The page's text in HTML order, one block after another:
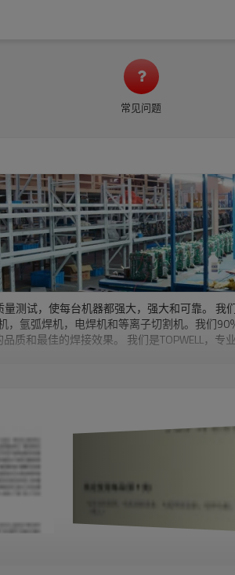
常见问题
测试，使每台机器都强大，强大和可靠。
氩弧焊机，电焊机和等离子切割机。我们
质和最佳的焊接效果。 我们是TOPWELL，专